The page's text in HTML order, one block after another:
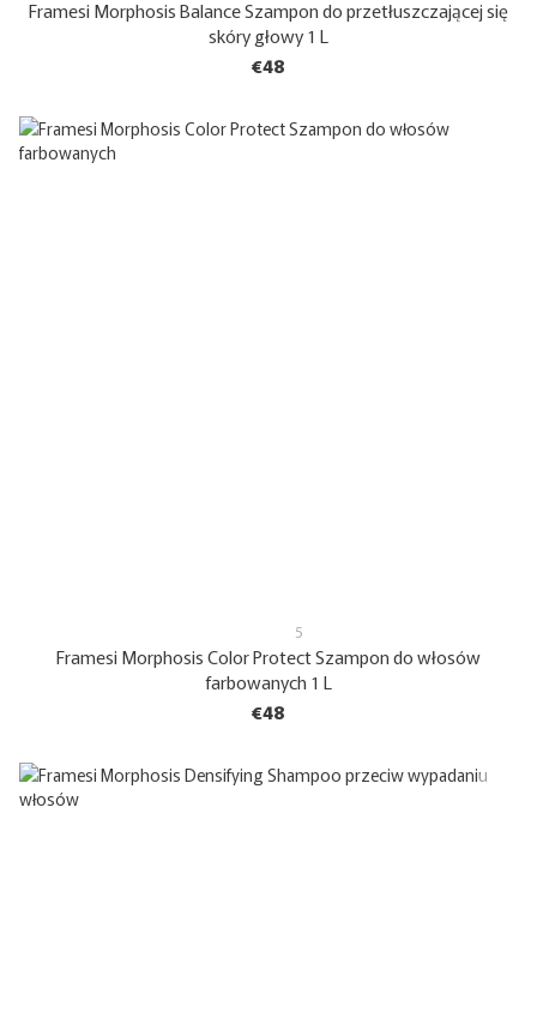
Framesi Morphosis Balance Szampon do przetłuszczającej się
skóry głowy 1 L
€48
5
Framesi Morphosis Color Protect Szampon do włosów
farbowanych 1 L
€48